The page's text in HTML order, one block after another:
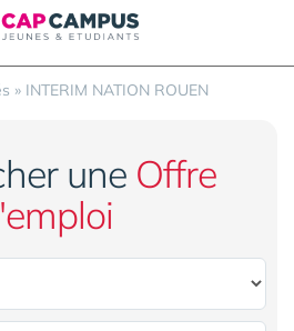
» INTERIM NATION ROUEN
une Offre